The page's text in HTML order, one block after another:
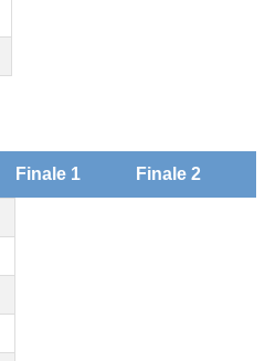
Finale 1 Finale 2